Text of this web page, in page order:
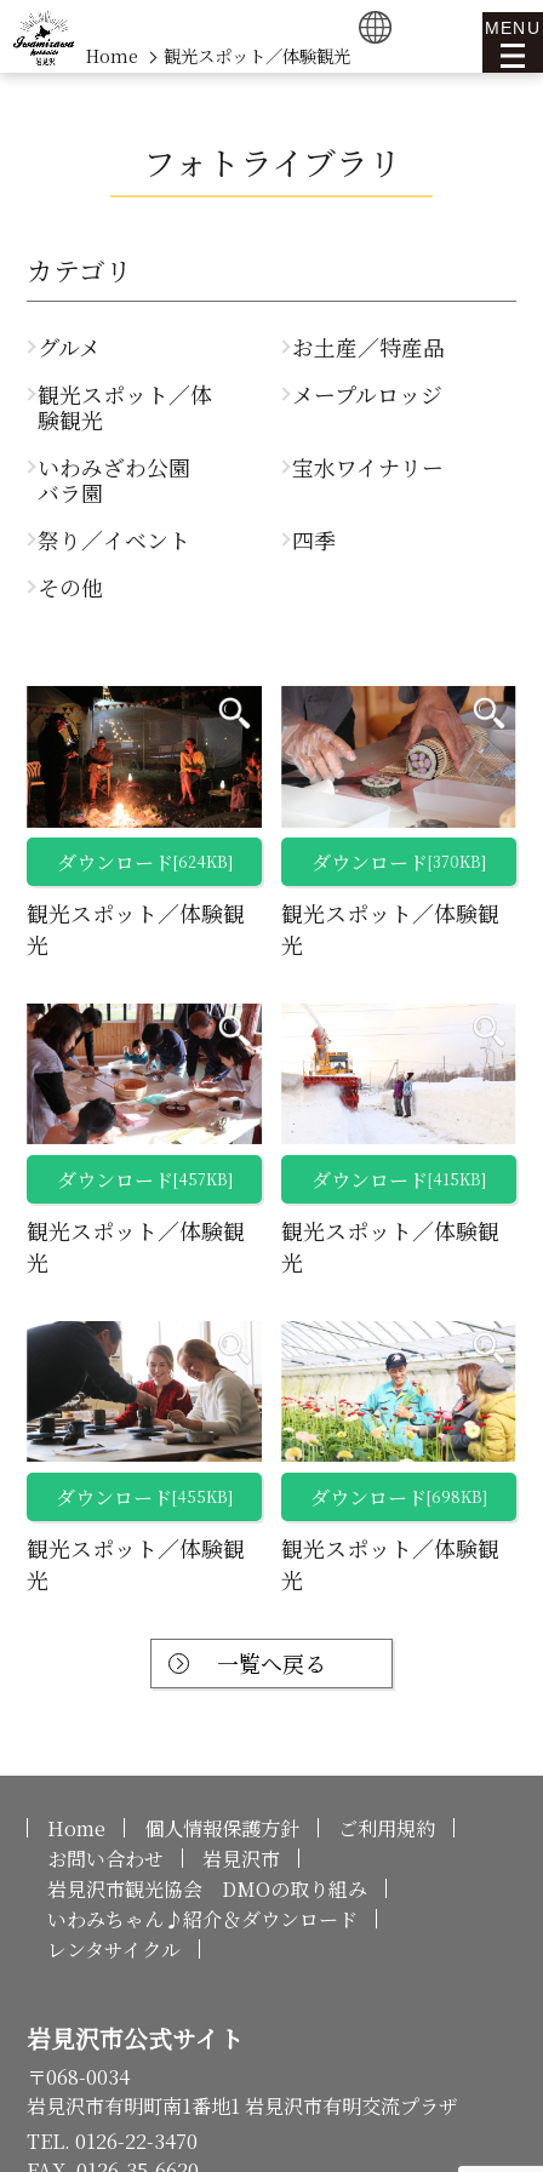
MENU
Home 観光スポット／体験観光
フォトライブラリ
カテゴリ
グルメ
お土産／特産品
観光スポット／体
験観光
メープルロッジ
いわみざわ公園
バラ園
宝水ワイナリー
祭り／イベント
四季
その他
ダウンロード[624KB]
観光スポット／体験観
光
ダウンロード[370KB]
観光スポット／体験観
光
ダウンロード[457KB]
観光スポット／体験観
光
ダウンロード[415KB]
観光スポット／体験観
光
ダウンロード[455KB]
観光スポット／体験観
光
ダウンロード[698KB]
観光スポット／体験観
光
一覧へ戻る
Home 個人情報保護方針
ご利用規約
お問い合わせ
岩見沢市
岩見沢市観光協会 DMOの取り組み
いわみちゃん♪紹介＆ダウンロード
レンタサイクル
岩見沢市公式サイト
〒068-0034
岩見沢市有明町南1番地1 岩見沢市有明交流プラザ
TEL. 0126-22-3470